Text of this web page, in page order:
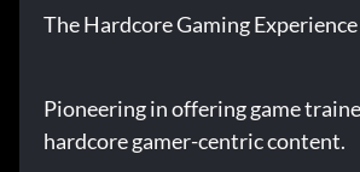
The Hardcore Gaming Experience
Pioneering in offering game
hardcore gamer-centric content.